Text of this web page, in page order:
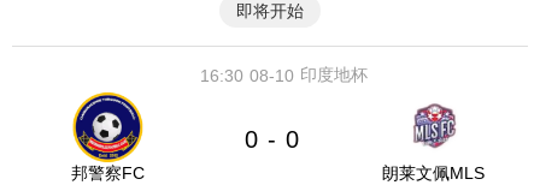
即将开始
08-10
16:30 印度地杯
邦警察FC
0 - 0
朗莱文佩MLS